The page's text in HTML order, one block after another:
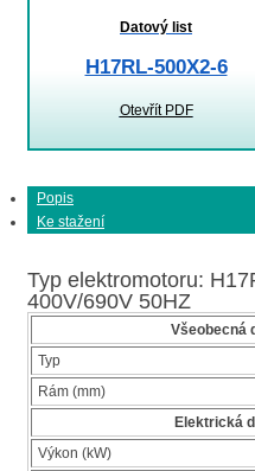
Datový list
H17RL-500X2-6
Otevřít PDF
Popis
Ke stažení
Typ elektromotoru:
400V/690V 50HZ
Všeobecná
Typ
Rám (mm)
Elektrická
Výkon (kW)